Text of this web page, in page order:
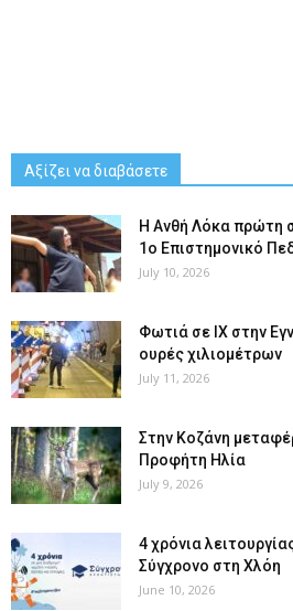
Αξίζει να διαβάσετε
Η Ανθή Λόκα πρώτη
1ο Επιστημονικό
July 10, 2026
Φωτιά σε ΙΧ στην
ουρές χιλιομέτρων
July 11, 2026
Στην Κοζάνη
Προφήτη Ηλία
July 9, 2026
4 χρόνια
Σύγχρονο στη Χλόη
June 10, 2026